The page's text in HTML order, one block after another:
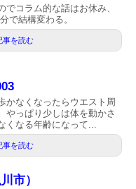
コラム的な話はお休み、
で結構変わる。
事を読む
かなくなったらウエスト周
やっぱり少しは体を動かさ
くなる年齢になって...
事を読む
市）